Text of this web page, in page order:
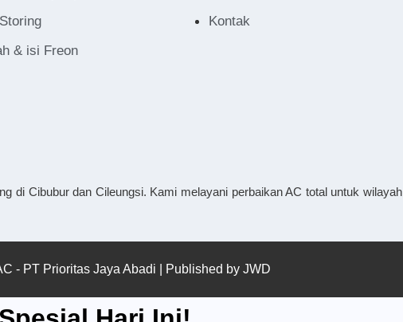
& isi Freon
Kontak
di Cibubur dan Cileungsi. Kami melayani perbaikan AC total untuk wilayah
- PT Prioritas Jaya Abadi | Published by JWD